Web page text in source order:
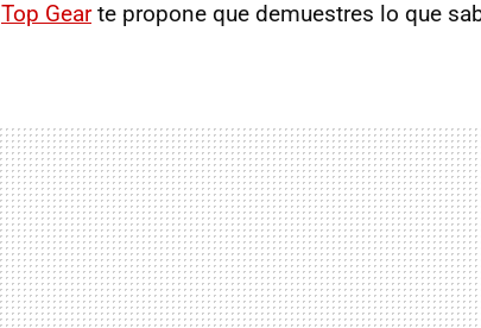
Top Gearte propone que demuestres lo que